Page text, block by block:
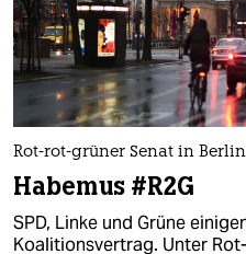
Rot-rot-grüner Senat in Berlin
Habemus #R2G
SPD, Linke und Grüne
Koalitionsvertrag. Unter